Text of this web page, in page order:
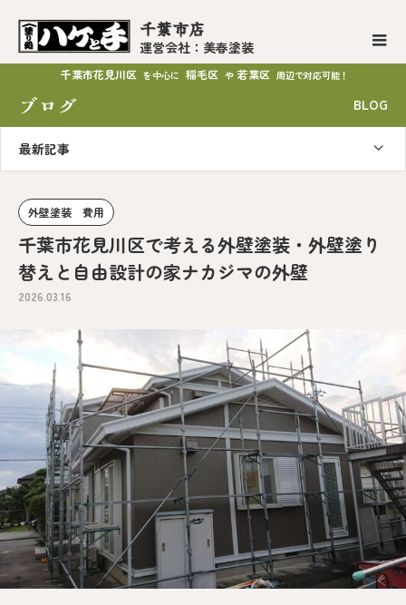
千葉市店
運営会社：美春塗装
千葉市花見川区 を中心に 稲毛区 や 若葉区 周辺で対応可能！
ブログ BLOG
最新記事
外壁塗装 費用
千葉市花見川区で考える外壁塗装・外壁塗り
替えと自由設計の家ナカジマの外壁
2026.03.16